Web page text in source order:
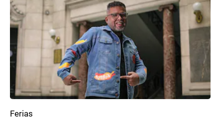
Ferias